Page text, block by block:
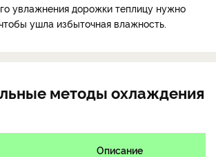
увлажнения дорожки теплицу нужно
ушла избыточная влажность.
методы охлаждения
Описание